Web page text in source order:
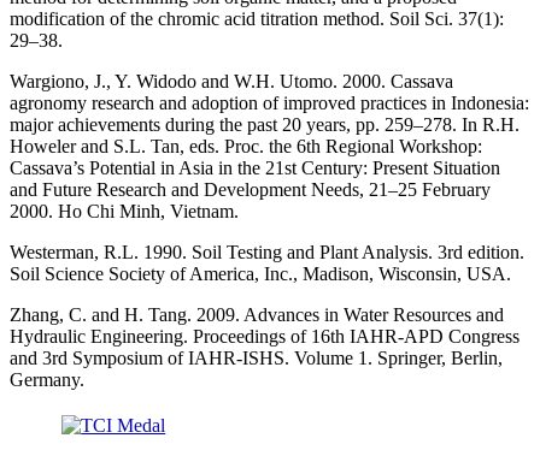
modification of the chromic acid titration method. Soil Sci. 37(1):
29–38.
Wargiono, J., Y. Widodo and W.H. Utomo. 2000. Cassava
agronomy research and adoption of improved practices in Indonesia:
major achievements during the past 20 years, pp. 259–278. In R.H.
Howeler and S.L. Tan, eds. Proc. the 6th Regional Workshop:
Cassava’s Potential in Asia in the 21st Century: Present Situation
and Future Research and Development Needs, 21–25 February
2000. Ho Chi Minh, Vietnam.
Westerman, R.L. 1990. Soil Testing and Plant Analysis. 3rd edition.
Soil Science Society of America, Inc., Madison, Wisconsin, USA.
Zhang, C. and H. Tang. 2009. Advances in Water Resources and
Hydraulic Engineering. Proceedings of 16th IAHR-APD Congress
and 3rd Symposium of IAHR-ISHS. Volume 1. Springer, Berlin,
Germany.